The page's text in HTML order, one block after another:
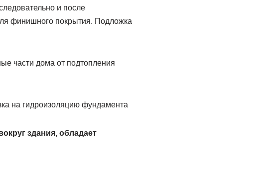
и после
финишного покрытия. Подложка
на гидроизоляцию фундамента
здания, обладает